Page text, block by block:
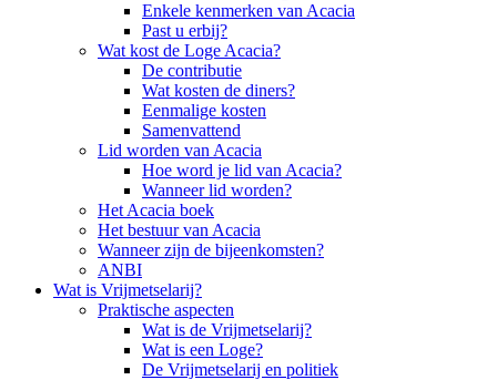
Enkele kenmerken van Acacia
Past u erbij?
Wat kost de Loge Acacia?
De contributie
Wat kosten de diners?
Eenmalige kosten
Samenvattend
Lid worden van Acacia
Hoe word je lid van Acacia?
Wanneer lid worden?
Het Acacia boek
Het bestuur van Acacia
Wanneer zijn de bijeenkomsten?
ANBI
Wat is Vrijmetselarij?
Praktische aspecten
Wat is de Vrijmetselarij?
Wat is een Loge?
De Vrijmetselarij en politiek